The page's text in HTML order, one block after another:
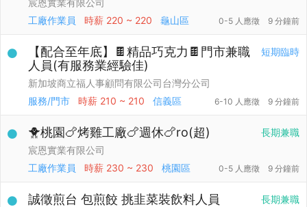
宸恩實業有限公司
工廠作業員
時薪 220 ~ 220 龜山區 0-5 人應徵 9 分鐘前
短期臨時
【配合至年底】🍫精品巧克力🍫門市兼職
人員(有服務業經驗佳)
新加坡商立福人事顧問有限公司台灣分公司
服務/門市
時薪 210 ~ 210 信義區 6-10 人應徵 9 分鐘前
長期兼職
🐥桃園🍗烤雞工廠🍗週休🍗ro(超)
宸恩實業有限公司
工廠作業員
時薪 230 ~ 230 桃園區 0-5 人應徵 9 分鐘前
長期兼職
誠徵煎台 包煎餃 挑韭菜裝飲料人員